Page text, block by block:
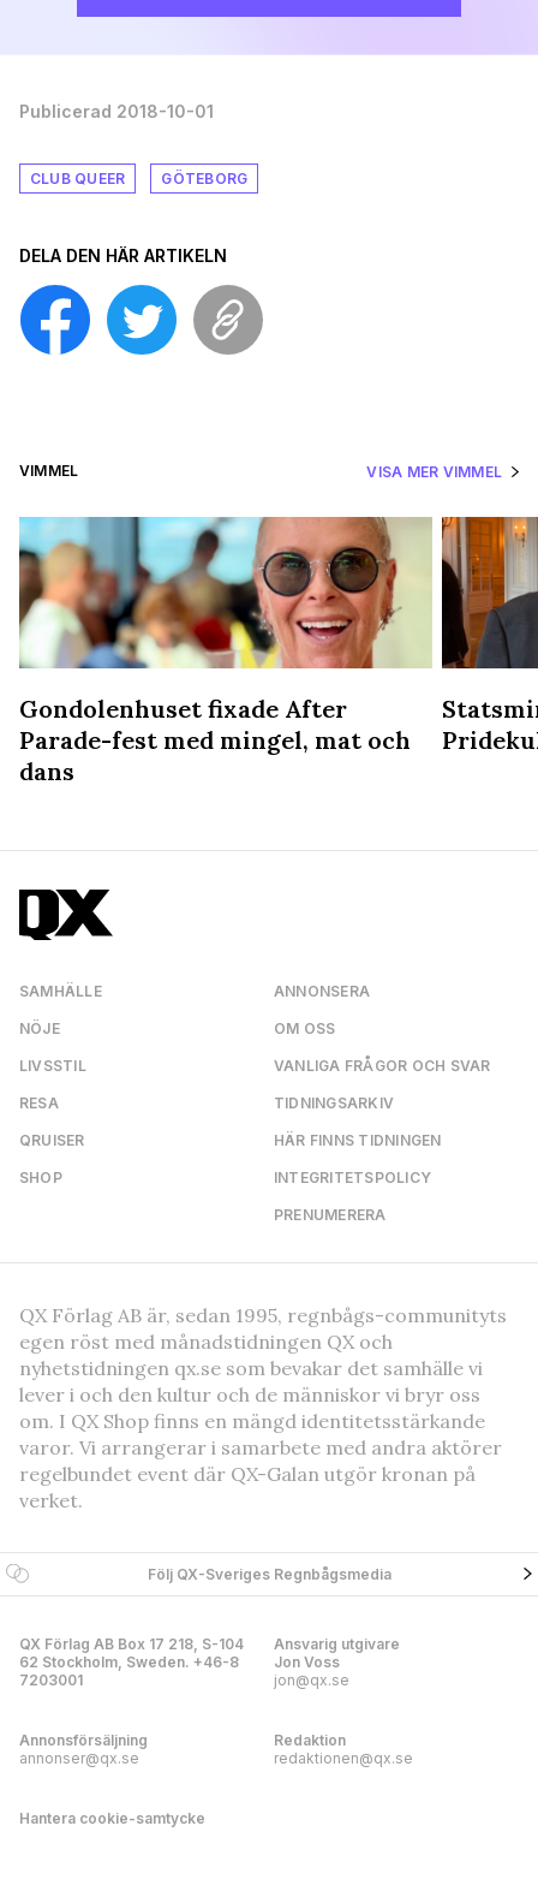
Publicerad 2018-10-01
CLUB QUEER GÖTEBORG
DELA DEN HÄR ARTIKELN
VIMMEL VISA MER VIMMEL
Gondolenhuset fixade After
Parade-fest med mingel, mat och
dans
SAMHÄLLE
NÖJE
LIVSSTIL
RESA
QRUISER
SHOP
ANNONSERA
OM OSS
VANLIGA FRÅGOR OCH SVAR
TIDNINGSARKIV
HÄR FINNS TIDNINGEN
INTEGRITETSPOLICY
PRENUMERERA
QX Förlag AB är, sedan 1995, regnbågs-communityts
egen röst med månadstidningen QX och
nyhetstidningen qx.se som bevakar det samhälle vi
lever i och den kultur och de människor vi bryr oss
om. I QX Shop finns en mängd identitetsstärkande
varor. Vi arrangerar i samarbete med andra aktörer
regelbundet event där QX-Galan utgör kronan på
verket.
Följ QX-Sveriges Regnbågsmedia
QX Förlag AB Box 17 218, S-104
62 Stockholm, Sweden. +46-8
7203001
Ansvarig utgivare
Jon Voss
jon@qx.se
Annonsförsäljning
annonser@qx.se
Redaktion
redaktionen@qx.se
Hantera cookie-samtycke